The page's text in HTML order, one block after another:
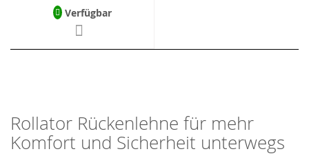
Verfügbar
Rollator Rückenlehne für mehr
Komfort und Sicherheit unterwegs